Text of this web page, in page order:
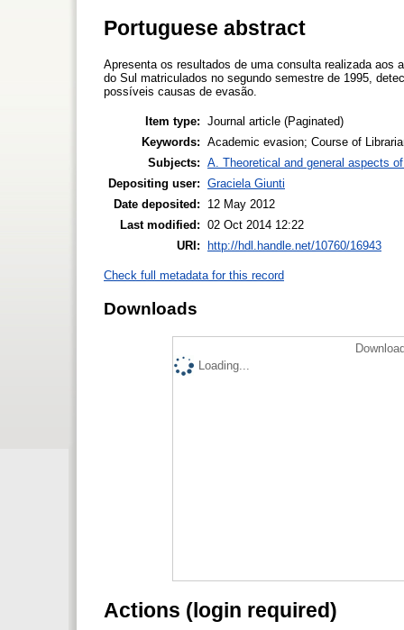
Portuguese abstract
Apresenta os resultados de uma consulta realizada aos
do Sul matriculados no segundo semestre de 1995,
possíveis causas de evasão.
Item type: Journal article (Paginated)
Keywords: Academic evasion; Course of
Subjects: A. Theoretical and general aspects
Depositing user: Graciela Giunti
Date deposited:
12 May 2012
Last modified: 02 Oct 2014 12:22
URI:
http://hdl.handle.net/10760/16943
Check full metadata for this record
Downloads
Loading...
Actions (login required)